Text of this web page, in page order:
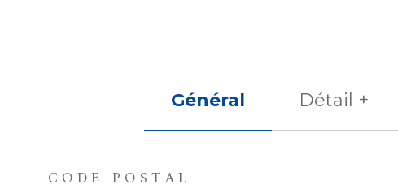
Général Détail +
TRAD_ZEPHYR_Caracteristique
CODE POSTAL